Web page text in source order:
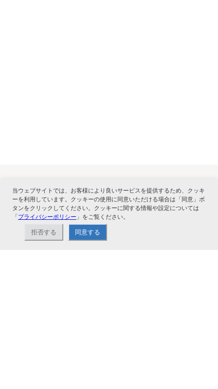
関連サービス
当ウェブサイトでは、お客様により良いサービスを提供するため、クッキ
ーを利用しています。クッキーの使用に同意いただける場合は「同意」ボ
タンをクリックしてください。クッキーに関する情報や設定については
「プライバシーポリシー 」をご覧ください。
拒否する 同意する